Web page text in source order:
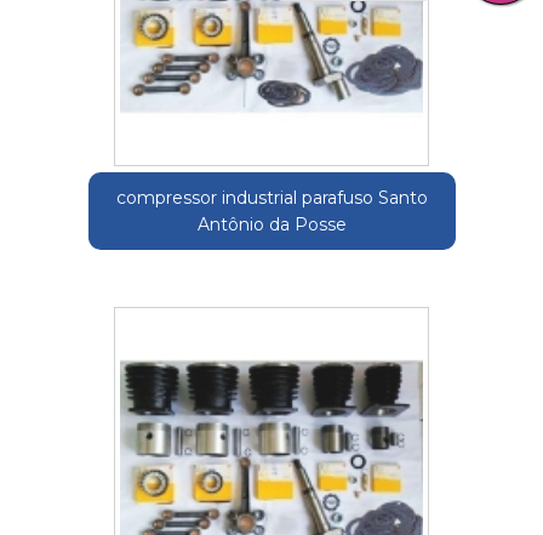
compressor industrial parafuso Santo
Antônio da Posse